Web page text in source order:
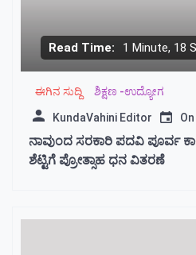
Read Time: 1 Minute, 18
ಈಗಿನ ಸುದ್ದಿ ಶಿಕ್ಷಣ -ಉದ್ಯೋಗ
KundaVahini Editor On
ನಾವುಂದ ಸರಕಾರಿ ಪದವಿ ಪೂರ್ವ
ಶೆಟ್ಟಿಗೆ ಪ್ರೋತ್ಸಾಹ ಧನ ವಿತರಣೆ